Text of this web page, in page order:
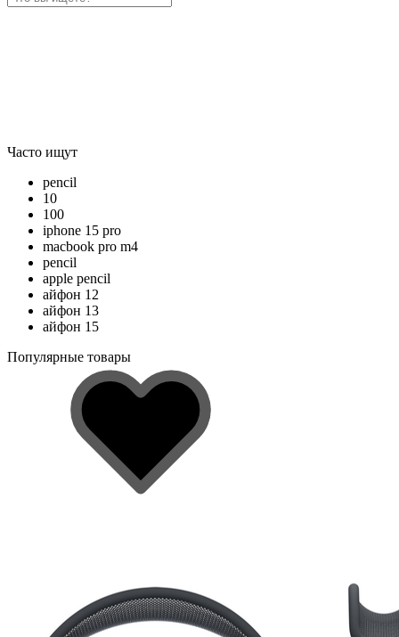
Часто ищут
pencil
10
100
iphone 15 pro
macbook pro m4
pencil
apple pencil
айфон 12
айфон 13
айфон 15
Популярные товары